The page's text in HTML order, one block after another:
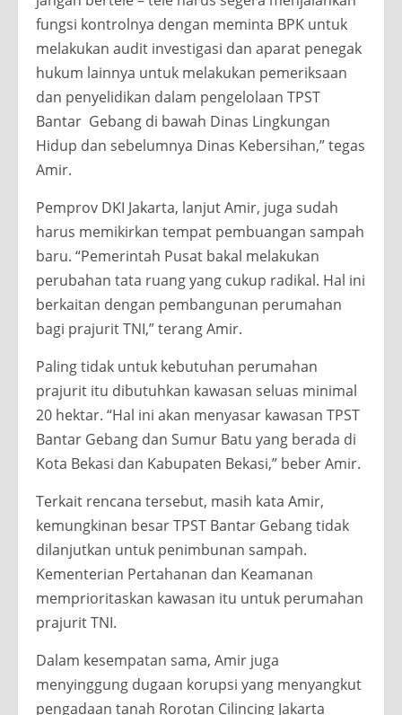
fungsi kontrolnya dengan meminta BPK untuk
melakukan audit investigasi dan aparat penegak
hukum lainnya untuk melakukan pemeriksaan
dan penyelidikan dalam pengelolaan TPST
Bantar Gebang di bawah Dinas Lingkungan
Hidup dan sebelumnya Dinas Kebersihan,” tegas
Amir.
Pemprov DKI Jakarta, lanjut Amir, juga sudah
harus memikirkan tempat pembuangan sampah
baru. “Pemerintah Pusat bakal melakukan
perubahan tata ruang yang cukup radikal. Hal ini
berkaitan dengan pembangunan perumahan
bagi prajurit TNI,” terang Amir.
Paling tidak untuk kebutuhan perumahan
prajurit itu dibutuhkan kawasan seluas minimal
20 hektar. “Hal ini akan menyasar kawasan TPST
Bantar Gebang dan Sumur Batu yang berada di
Kota Bekasi dan Kabupaten Bekasi,” beber Amir.
Terkait rencana tersebut, masih kata Amir,
kemungkinan besar TPST Bantar Gebang tidak
dilanjutkan untuk penimbunan sampah.
Kementerian Pertahanan dan Keamanan
memprioritaskan kawasan itu untuk perumahan
prajurit TNI.
Dalam kesempatan sama, Amir juga
menyinggung dugaan korupsi yang menyangkut
pengadaan tanah Rorotan Cilincing Jakarta